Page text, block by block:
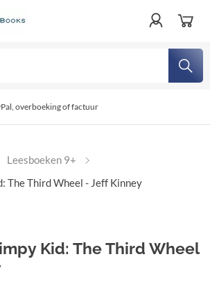
€ 20,- (NL)
overboeking of factuur
Leesboeken 9+
The Third Wheel - Jeff Kinney
Kid: The Third Wheel